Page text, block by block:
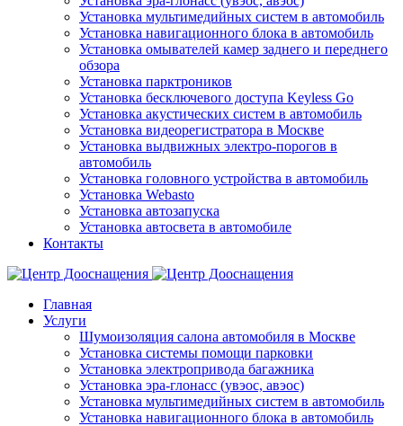
Установка мультимедийных систем в автомобиль
Установка навигационного блока в автомобиль
Установка омывателей камер заднего и переднего
обзора
Установка парктроников
Установка бесключевого доступа Keyless Go
Установка акустических систем в автомобиль
Установка видеорегистратора в Москве
Установка выдвижных электро-порогов в
автомобиль
Установка головного устройства в автомобиль
Установка Webasto
Установка автозапуска
Установка автосвета в автомобиле
Контакты
Главная
Услуги
Шумоизоляция салона автомобиля в Москве
Установка системы помощи парковки
Установка электропривода багажника
Установка эра-глонасс (увэос, авэос)
Установка мультимедийных систем в автомобиль
Установка навигационного блока в автомобиль